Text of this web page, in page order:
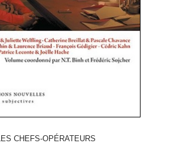
LES CHEFS-OPÉRATEURS